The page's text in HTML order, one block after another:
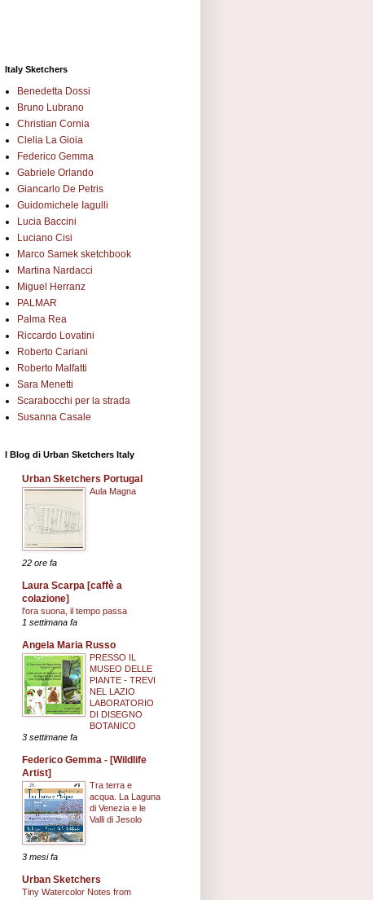
Italy Sketchers
Benedetta Dossi
Bruno Lubrano
Christian Cornia
Clelia La Gioia
Federico Gemma
Gabriele Orlando
Giancarlo De Petris
Guidomichele Iagulli
Lucia Baccini
Luciano Cisi
Marco Samek sketchbook
Martina Nardacci
Miguel Herranz
PALMAR
Palma Rea
Riccardo Lovatini
Roberto Cariani
Roberto Malfatti
Sara Menetti
Scarabocchi per la strada
Susanna Casale
I Blog di Urban Sketchers Italy
Urban Sketchers Portugal
Aula Magna
22 ore fa
Laura Scarpa [caffè a
colazione]
l'ora suona, il tempo passa
1 settimana fa
Angela Maria Russo
PRESSO IL
MUSEO DELLE
PIANTE - TREVI
NEL LAZIO
LABORATORIO
DI DISEGNO
BOTANICO
3 settimane fa
Federico Gemma - [Wildlife
Artist]
Tra terra e
acqua. La Laguna
di Venezia e le
Valli di Jesolo
3 mesi fa
Urban Sketchers
Tiny Watercolor Notes from